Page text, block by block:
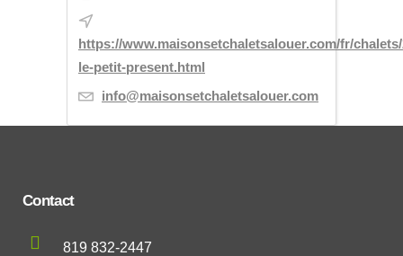
https://www.maisonsetchaletsalouer.com/fr/chalets/
le-petit-present.html
info@maisonsetchaletsalouer.com
Contact
819 832-2447